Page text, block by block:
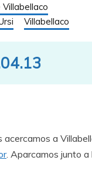
Villabellaco
a
. Aparcamos junto a